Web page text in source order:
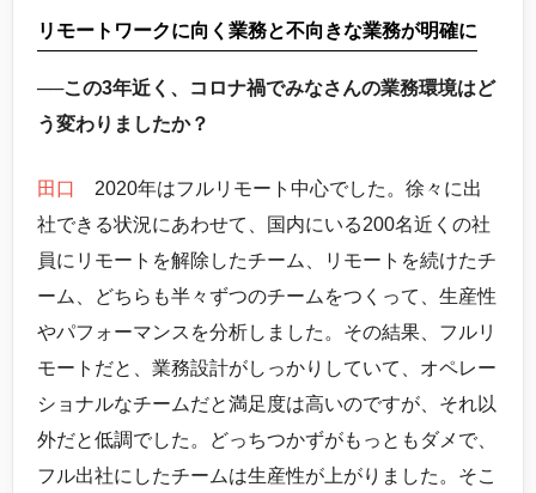
リモートワークに向く業務と不向きな業務が明確に
──この3年近く、コロナ禍でみなさんの業務環境はど
う変わりましたか？
田口
2020年はフルリモート中心でした。徐々に出
社できる状況にあわせて、国内にいる200名近くの社
員にリモートを解除したチーム、リモートを続けたチ
ーム、どちらも半々ずつのチームをつくって、生産性
やパフォーマンスを分析しました。その結果、フルリ
モートだと、業務設計がしっかりしていて、オペレー
ショナルなチームだと満足度は高いのですが、それ以
外だと低調でした。どっちつかずがもっともダメで、
フル出社にしたチームは生産性が上がりました。そこ